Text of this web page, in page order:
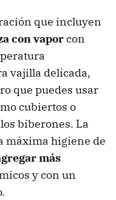
que incluyen
con vaporcon
vajilla delicada,
que puedes usar
cubiertos o
biberones. La
máxima higiene de
más
y con un